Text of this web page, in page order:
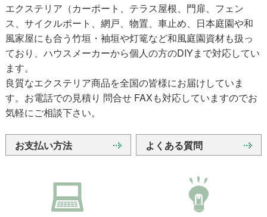
エクステリア（カーポート、テラス屋根、門扉、フェン
ス、サイクルポート、網戸、物置、車止め、日本庭園や和
風家屋にも合う竹垣・袖垣や灯篭など和風庭園資材も扱っ
ており、ハウスメーカーから個人の方のDIYまで対応してい
ます。
良質なエクステリア商品を全国の皆様にお届けしていま
す。お電話での見積り 問合せ FAXも対応していますのでお
気軽にご相談下さい。
お支払い方法 よくある質問